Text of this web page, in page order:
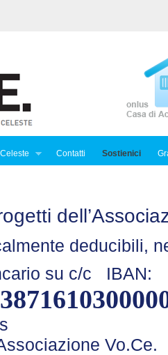
Contatti Sostienici
deducibili,
su c/c IBAN: